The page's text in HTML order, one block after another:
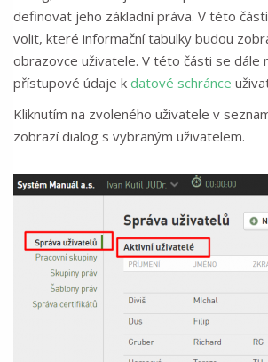
definovat jeho základní práva. V této
volit, které informační tabulky budou
obrazovce uživatele. V této části se dále
přístupové údaje k datové schránce
Kliknutím na zvoleného uživatele v
zobrazí dialog s vybraným uživatelem.